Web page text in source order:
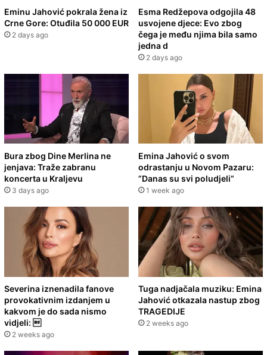
Eminu Jahović pokrala žena iz
Crne Gore: Otuđila 50 000 EUR
2 days ago
Esma Redžepova odgojila 48
usvojene djece: Evo zbog
čega je među njima bila samo
jedna d
2 days ago
Bura zbog Dine Merlina ne
jenjava: Traže zabranu
koncerta u Kraljevu
3 days ago
Emina Jahović o svom
odrastanju u Novom Pazaru:
”Danas su svi poludjeli”
1 week ago
Severina iznenadila fanove
provokativnim izdanjem u
kakvom je do sada nismo
vidjeli: 
2 weeks ago
Tuga nadjačala muziku: Emina
Jahović otkazala nastup zbog
TRAGEDIJE
2 weeks ago